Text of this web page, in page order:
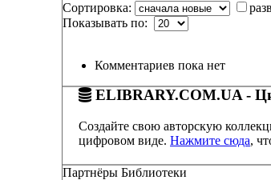
Сортировка:
Показывать по:
Комментариев пока нет
ELIBRARY.COM.UA -
Создайте свою авторскую
цифровом виде. Нажмите сюда,
Партнёры Библиотеки